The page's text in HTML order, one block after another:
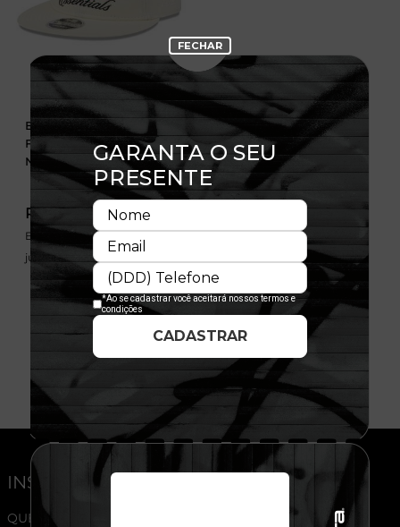
Boné 9FIFTY Retro Crown
Fear of God Essentials x
NBA Branco
R$ 349,99
Em até 6x de 58,33 sem
juros
INSTITUCIONAL
QUEM SOMOS